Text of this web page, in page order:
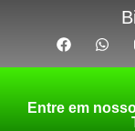
Entre em